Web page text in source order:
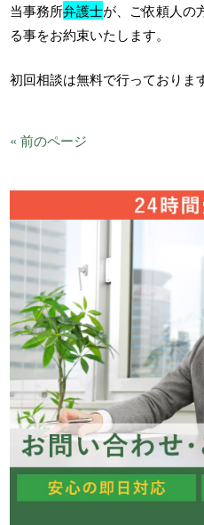
当事務所弁護士が、ご依頼人の
る事をお約束いたします。
初回相談は無料で行っております
« 前のページ